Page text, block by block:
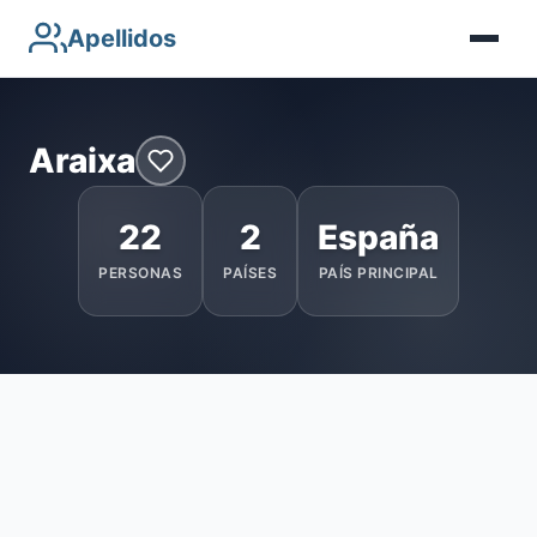
Apellidos
Araixa
22
PERSONAS
2
PAÍSES
España
PAÍS PRINCIPAL